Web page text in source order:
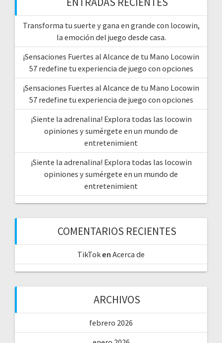
Transforma tu suerte y gana en grande con locowin,
la emoción del juego desde casa.
¡Sensaciones Fuertes al Alcance de tu Mano Locowin
57 redefine tu experiencia de juego con opciones
¡Sensaciones Fuertes al Alcance de tu Mano Locowin
57 redefine tu experiencia de juego con opciones
¡Siente la adrenalina! Explora todas las locowin
opiniones y sumérgete en un mundo de
entretenimient
¡Siente la adrenalina! Explora todas las locowin
opiniones y sumérgete en un mundo de
entretenimient
COMENTARIOS RECIENTES
TikToken Acerca de
ARCHIVOS
febrero 2026